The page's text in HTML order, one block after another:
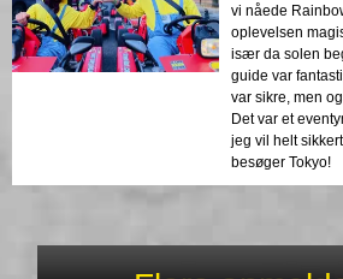
vi nåede
oplevelsen
især da solen
guide var
var sikre, men
Det var et
jeg vil helt
besøger Tokyo!